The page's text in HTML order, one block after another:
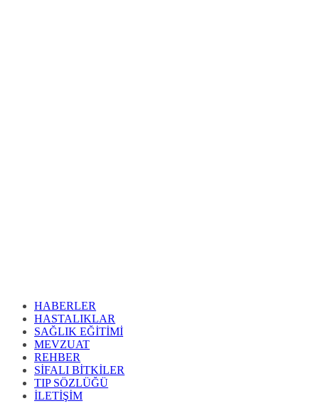
HABERLER
HASTALIKLAR
SAĞLIK EĞİTİMİ
MEVZUAT
REHBER
SİFALI BİTKİLER
TIP SÖZLÜĞÜ
İLETİŞİM